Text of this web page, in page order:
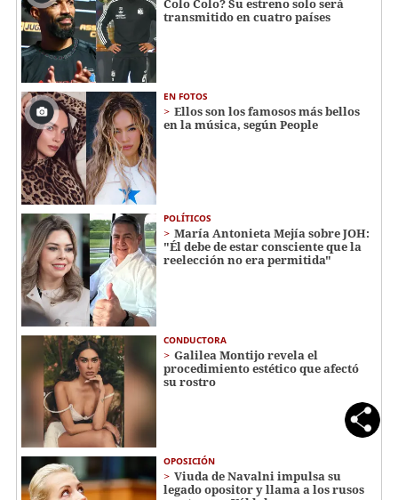
transmitido en cuatro países
EN FOTOS
Ellos son los famosos más bellos
en la música, según People
POLÍTICOS
María Antonieta Mejía sobre JOH:
"Él debe de estar consciente que la
reelección no era permitida"
CONDUCTORA
Galilea Montijo revela el
procedimiento estético que afectó
su rostro
OPOSICIÓN
Viuda de Navalni impulsa su
legado opositor y llama a los rusos